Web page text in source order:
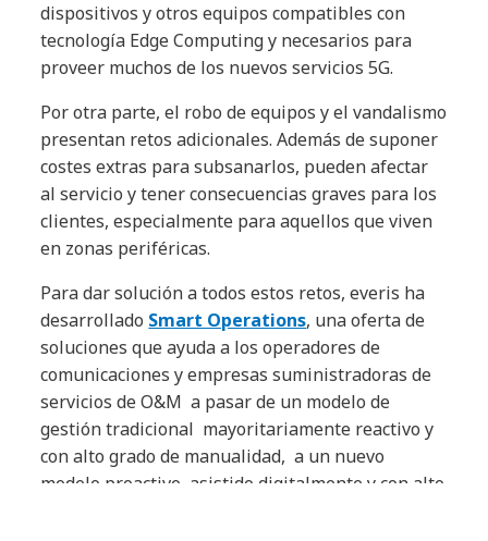
dispositivos y otros equipos compatibles con
tecnología Edge Computing y necesarios para
proveer muchos de los nuevos servicios 5G.
Por otra parte, el robo de equipos y el vandalismo
presentan retos adicionales. Además de suponer
costes extras para subsanarlos, pueden afectar
al servicio y tener consecuencias graves para los
clientes, especialmente para aquellos que viven
en zonas periféricas.
Para dar solución a todos estos retos, everis ha
desarrollado Smart Operations, una oferta de
soluciones que ayuda a los operadores de
comunicaciones y empresas suministradoras de
servicios de O&M a pasar de un modelo de
gestión tradicional mayoritariamente reactivo y
con alto grado de manualidad, a un nuevo
modelo proactivo, asistido digitalmente y con alto